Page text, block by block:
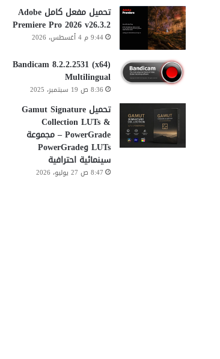
تحميل مفعل كامل Adobe
Premiere Pro 2026 v26.3.2
9:44 م 4 أغسطس، 2026
Bandicam 8.2.2.2531 (x64)
Multilingual
8:36 ص 19 سبتمبر، 2025
تحميل Gamut Signature
Collection LUTs &
PowerGrade – مجموعة
LUTs وPowerGrade
سينمائية احترافية
8:47 ص 27 يوليو، 2026